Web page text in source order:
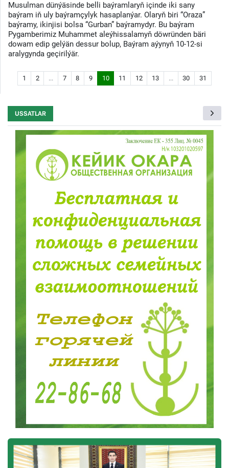
Musulman dünýäsinde belli baýramlaryň içinde iki sany
baýram iň uly baýramçylyk hasaplanýar. Olaryň biri “Оraza”
baýramy, ikinjisi bolsa “Gurban” baýramydyr. Bu baýram
Pygamberimiz Muhammet aleýhissalamyň döwründen bäri
dowam edip gelýän dessur bolup, Baýram aýynyň 10-12-si
aralygynda geçirilýär.
1 2 ... 7 8 9 10 11 12 13 ... 30 31
USSATLAR